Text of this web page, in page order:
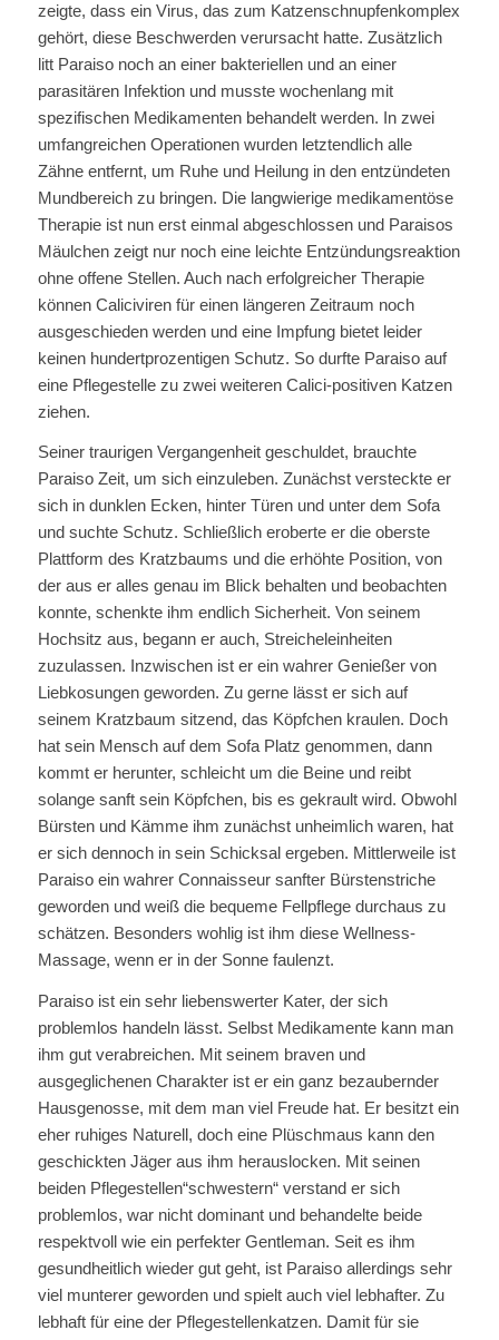
zeigte, dass ein Virus, das zum Katzenschnupfenkomplex
gehört, diese Beschwerden verursacht hatte. Zusätzlich
litt Paraiso noch an einer bakteriellen und an einer
parasitären Infektion und musste wochenlang mit
spezifischen Medikamenten behandelt werden. In zwei
umfangreichen Operationen wurden letztendlich alle
Zähne entfernt, um Ruhe und Heilung in den entzündeten
Mundbereich zu bringen. Die langwierige medikamentöse
Therapie ist nun erst einmal abgeschlossen und Paraisos
Mäulchen zeigt nur noch eine leichte Entzündungsreaktion
ohne offene Stellen. Auch nach erfolgreicher Therapie
können Caliciviren für einen längeren Zeitraum noch
ausgeschieden werden und eine Impfung bietet leider
keinen hundertprozentigen Schutz. So durfte Paraiso auf
eine Pflegestelle zu zwei weiteren Calici-positiven Katzen
ziehen.
Seiner traurigen Vergangenheit geschuldet, brauchte
Paraiso Zeit, um sich einzuleben. Zunächst versteckte er
sich in dunklen Ecken, hinter Türen und unter dem Sofa
und suchte Schutz. Schließlich eroberte er die oberste
Plattform des Kratzbaums und die erhöhte Position, von
der aus er alles genau im Blick behalten und beobachten
konnte, schenkte ihm endlich Sicherheit. Von seinem
Hochsitz aus, begann er auch, Streicheleinheiten
zuzulassen. Inzwischen ist er ein wahrer Genießer von
Liebkosungen geworden. Zu gerne lässt er sich auf
seinem Kratzbaum sitzend, das Köpfchen kraulen. Doch
hat sein Mensch auf dem Sofa Platz genommen, dann
kommt er herunter, schleicht um die Beine und reibt
solange sanft sein Köpfchen, bis es gekrault wird. Obwohl
Bürsten und Kämme ihm zunächst unheimlich waren, hat
er sich dennoch in sein Schicksal ergeben. Mittlerweile ist
Paraiso ein wahrer Connaisseur sanfter Bürstenstriche
geworden und weiß die bequeme Fellpflege durchaus zu
schätzen. Besonders wohlig ist ihm diese Wellness-
Massage, wenn er in der Sonne faulenzt.
Paraiso ist ein sehr liebenswerter Kater, der sich
problemlos handeln lässt. Selbst Medikamente kann man
ihm gut verabreichen. Mit seinem braven und
ausgeglichenen Charakter ist er ein ganz bezaubernder
Hausgenosse, mit dem man viel Freude hat. Er besitzt ein
eher ruhiges Naturell, doch eine Plüschmaus kann den
geschickten Jäger aus ihm herauslocken. Mit seinen
beiden Pflegestellen“schwestern“ verstand er sich
problemlos, war nicht dominant und behandelte beide
respektvoll wie ein perfekter Gentleman. Seit es ihm
gesundheitlich wieder gut geht, ist Paraiso allerdings sehr
viel munterer geworden und spielt auch viel lebhafter. Zu
lebhaft für eine der Pflegestellenkatzen. Damit für sie